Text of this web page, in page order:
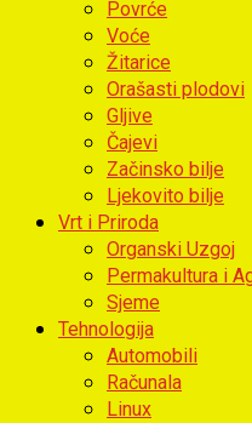
Povrće
Voće
Žitarice
Orašasti plodovi
Gljive
Čajevi
Začinsko bilje
Ljekovito bilje
Vrt i Priroda
Organski Uzgoj
Permakultura i
Sjeme
Tehnologija
Automobili
Računala
Linux